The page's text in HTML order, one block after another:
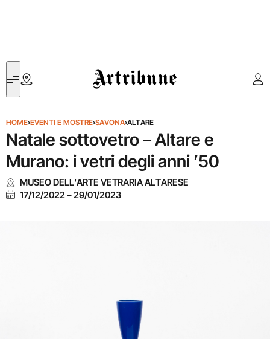
Artribune
HOME›EVENTI E MOSTRE›SAVONA›ALTARE
Natale sottovetro – Altare e
Murano: i vetri degli anni ’50
MUSEO DELL'ARTE VETRARIA ALTARESE
17/12/2022–29/01/2023